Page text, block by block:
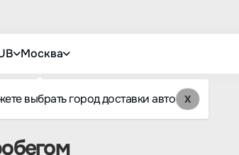
Москва
выбрать город доставки авто X